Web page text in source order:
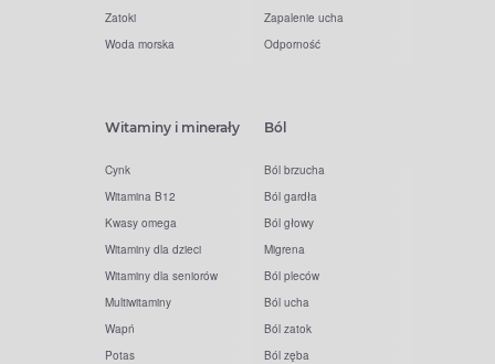
Zatoki
Woda morska
Zapalenie ucha
Odporność
Witaminy i minerały
Cynk
Witamina B12
Kwasy omega
Witaminy dla dzieci
Witaminy dla seniorów
Multiwitaminy
Wapń
Potas
Ból
Ból brzucha
Ból gardła
Ból głowy
Migrena
Ból pleców
Ból ucha
Ból zatok
Ból zęba